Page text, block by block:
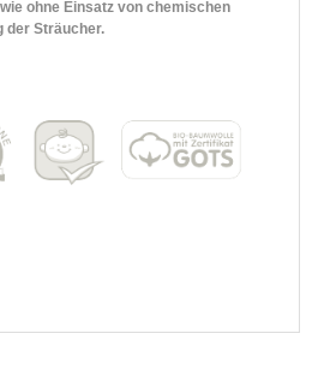
ohne Einsatz von chemischen
der Sträucher.